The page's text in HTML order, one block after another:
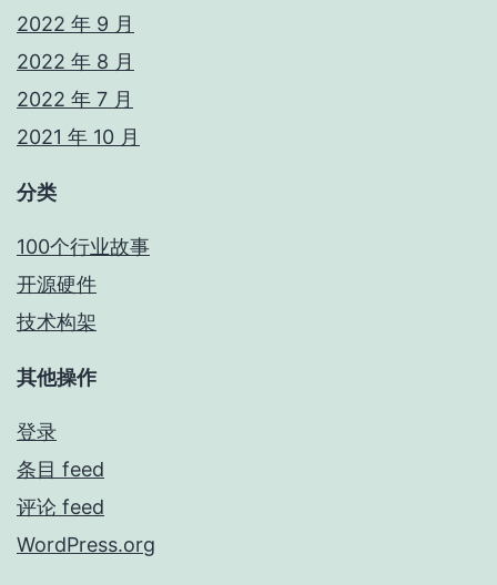
2022 年 9 月
2022 年 8 月
2022 年 7 月
2021 年 10 月
分类
100个行业故事
开源硬件
技术构架
其他操作
登录
条目 feed
评论 feed
WordPress.org